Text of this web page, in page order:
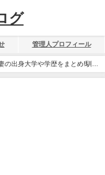
グ
管理人プロフィール
の出身大学や学歴をまとめ!馴れ